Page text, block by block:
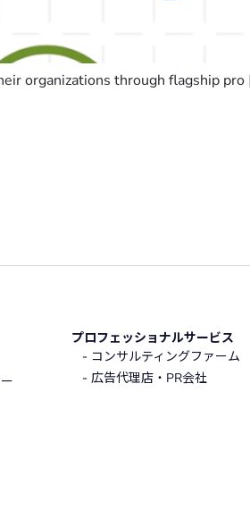
organizations through flagship
プロフェッショナルサービス
コンサルティングファーム
広告代理店・PR会社